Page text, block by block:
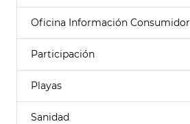
Oficina Información Consumidor
Participación
Playas
Sanidad